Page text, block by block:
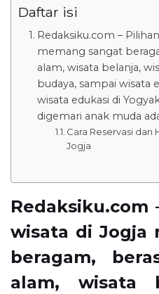
Daftar isi
Redaksiku.com –
memang sangat
alam, wisata belanja,
budaya, sampai wisata
wisata edukasi di
digemari anak muda
Cara Reservasi dan
Jogja
Redaksiku.com
wisata di Jogja
beragam,
alam, wisata